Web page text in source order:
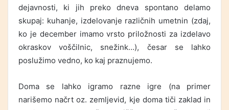
dejavnosti, ki jih preko dneva spontano delamo
skupaj: kuhanje, izdelovanje različnih umetnin (zdaj,
ko je december imamo vrsto priložnosti za izdelavo
okraskov voščilnic, snežink…), česar se lahko
poslužimo vedno, ko kaj praznujemo.
Doma se lahko igramo razne igre (na primer
narišemo načrt oz. zemljevid, kje doma tiči zaklad in